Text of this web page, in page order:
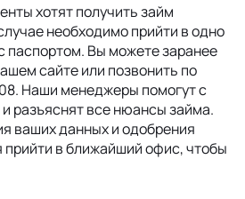
хотят получить займ
необходимо прийти в одно
паспортом. Вы можете заранее
сайте или позвонить по
Наши менеджеры помогут с
разъяснят все нюансы займа.
ваших данных и одобрения
прийти в ближайший офис, чтобы